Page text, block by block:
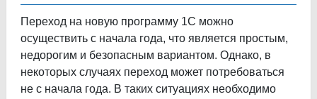
Переход на новую программу 1С можно
осуществить с начала года, что является простым,
недорогим и безопасным вариантом. Однако, в
некоторых случаях переход может потребоваться
не с начала года. В таких ситуациях необходимо